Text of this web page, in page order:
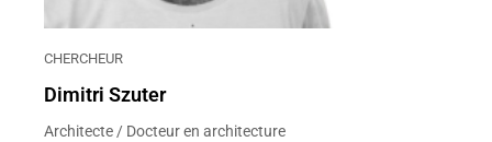
CHERCHEUR
Dimitri Szuter
Architecte / Docteur en architecture